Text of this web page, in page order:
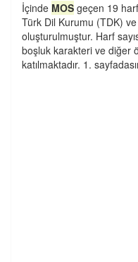
İçinde MOS geçen 19
Türk Dil Kurumu (TDK)
oluşturulmuştur. Harf
boşluk karakteri ve diğer
katılmaktadır. 1.